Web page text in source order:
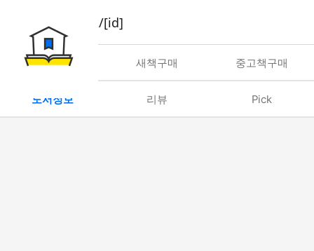
book/rent/[id]
대여 새책구매 중고책구매
도서정보 리뷰 Pick